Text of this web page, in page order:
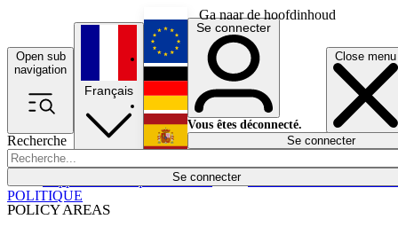
Ga naar de hoofdinhoud
Open sub
navigation
Close menu
Recherche
Se connecter
POLICY AREAS
Économie
Français
English
Deutsch
Español
Se connecter
Vous êtes déconnecté.
Se connecter
POLITIQUE